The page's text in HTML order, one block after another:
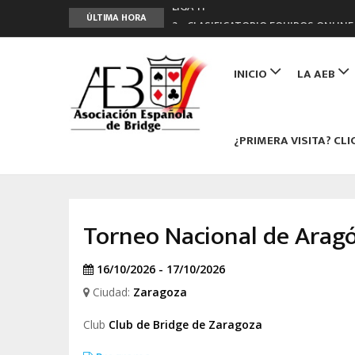
ÚLTIMA HORA
2º CLASIFICATORIO EQUIPOS ONLINE
Curso de Formación y Actualización
ANUNCIATE EN NUESTRA REVISTA
NUEVA PROGRAMACIÓN TORNEOS
navigation
INICIO LA AEB
¿PRIMERA VISITA?
Torneo Nacional de
16/10/2026 - 17/10/2026
Ciudad: Zaragoza
Club Club de Bridge de Zaragoza